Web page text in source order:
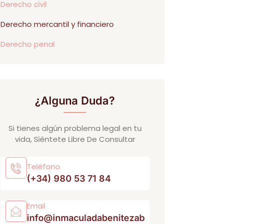
Derecho civil
Derecho mercantil y financiero
Derecho penal
¿Alguna Duda?
Si tienes algún problema legal en tu
vida, Siéntete Libre De Consultar
Teléfono
(+34) 980 53 71 84
Email
info@inmaculadabenitezabogados.com